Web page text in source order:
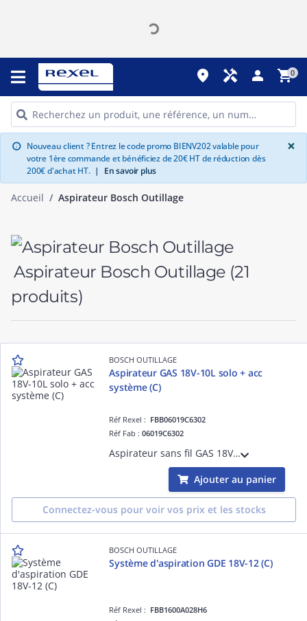
place handyman person shopping_cart0
info Nouveau client ? Entrez le code promo BIENV202 valable pour
votre 1ère commande et bénéficiez de 20€ HT de réduction dès
200€ d'achat HT. | En savoir plus
×
Accueil Aspirateur Bosch Outillage
Aspirateur Bosch Outillage (21
produits)
BOSCH OUTILLAGE
Aspirateur GAS 18V-10L solo + acc
système (C)
Réf Rexel : FBB06019C6302
Réf Fab :06019C6302
Aspirateur sans fil GAS 18V-10L solo + acc système (C)
Ajouter au panier
Connectez-vous pour voir vos prix et les stocks
BOSCH OUTILLAGE
Système d'aspiration GDE 18V-12 (C)
Réf Rexel : FBB1600A028H6